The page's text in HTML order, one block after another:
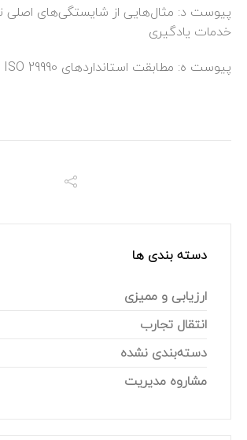
پیوست د: مثال‌هایی از شایستگی‌های اصلی
خدمات یادگیری
پیوست ه: مطابقت استانداردهای ISO 29990 و ISO 9001:2015
دسته بندی ها
ارزیابی و ممیزی
انتقال تجارب
دسته‌بندی نشده
مشاروه مدیریت